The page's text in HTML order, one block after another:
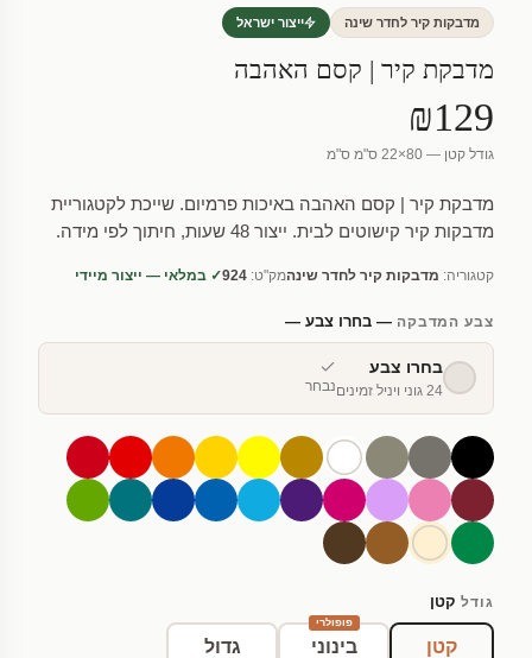
מדבקות קיר לחדר שינה ייצור ישראל
מדבקת קיר | קסם האהבה
₪129
גודל קטן — 80×22 ס"מ ס"מ
מדבקת קיר | קסם האהבה באיכות פרמיום. שייכת לקטגוריית
מדבקות קיר קישוטים לבית. ייצור 48 שעות, חיתוך לפי מידה.
קטגוריה: מדבקות קיר לחדר שינהמק"ט: 924✓ במלאי — ייצור מיידי
צבע המדבקה— בחרו צבע —
בחרו צבע
24 גוני ויניל זמינים נבחר
גודל קטן
קטן
פופולרי
בינוני גדול